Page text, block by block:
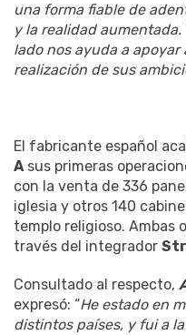
una forma fiable de
y la realidad
lado nos ayuda a
realización de sus
El fabricante español
Asus primeras
con la venta de 336
iglesia y otros 140
templo religioso. Ambas
través del integrador
Consultado al respecto,
expresó: “He estado en
distintos países, y fui a